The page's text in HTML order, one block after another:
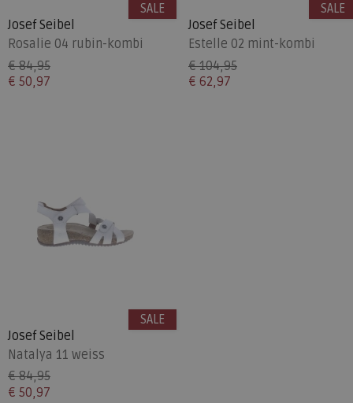
Josef Seibel
Rosalie 04 rubin-kombi
€ 84,95
€ 50,97
SALE
Josef Seibel
Estelle 02 mint-kombi
€ 104,95
€ 62,97
SALE
Josef Seibel
Natalya 11 weiss
€ 84,95
€ 50,97
SALE